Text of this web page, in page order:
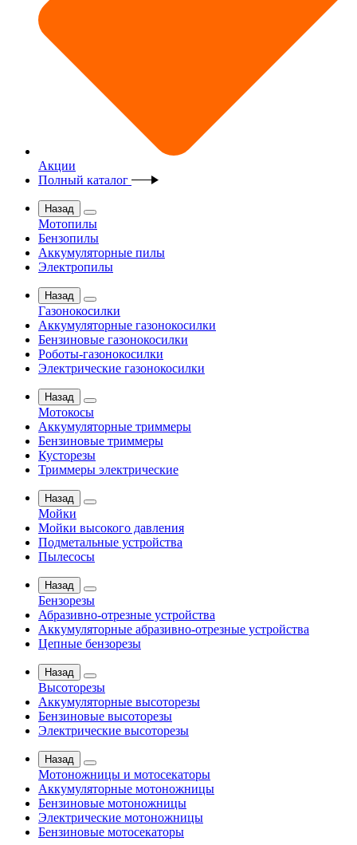
Акции
Полный каталог
Назад
Мотопилы
Бензопилы
Аккумуляторные пилы
Электропилы
Назад
Газонокосилки
Аккумуляторные газонокосилки
Бензиновые газонокосилки
Роботы-газонокосилки
Электрические газонокосилки
Назад
Мотокосы
Аккумуляторные триммеры
Бензиновые триммеры
Кусторезы
Триммеры электрические
Назад
Мойки
Мойки высокого давления
Подметальные устройства
Пылесосы
Назад
Бензорезы
Абразивно-отрезные устройства
Аккумуляторные абразивно-отрезные устройства
Цепные бензорезы
Назад
Высоторезы
Аккумуляторные высоторезы
Бензиновые высоторезы
Электрические высоторезы
Назад
Мотоножницы и мотосекаторы
Аккумуляторные мотоножницы
Бензиновые мотоножницы
Электрические мотоножницы
Бензиновые мотосекаторы